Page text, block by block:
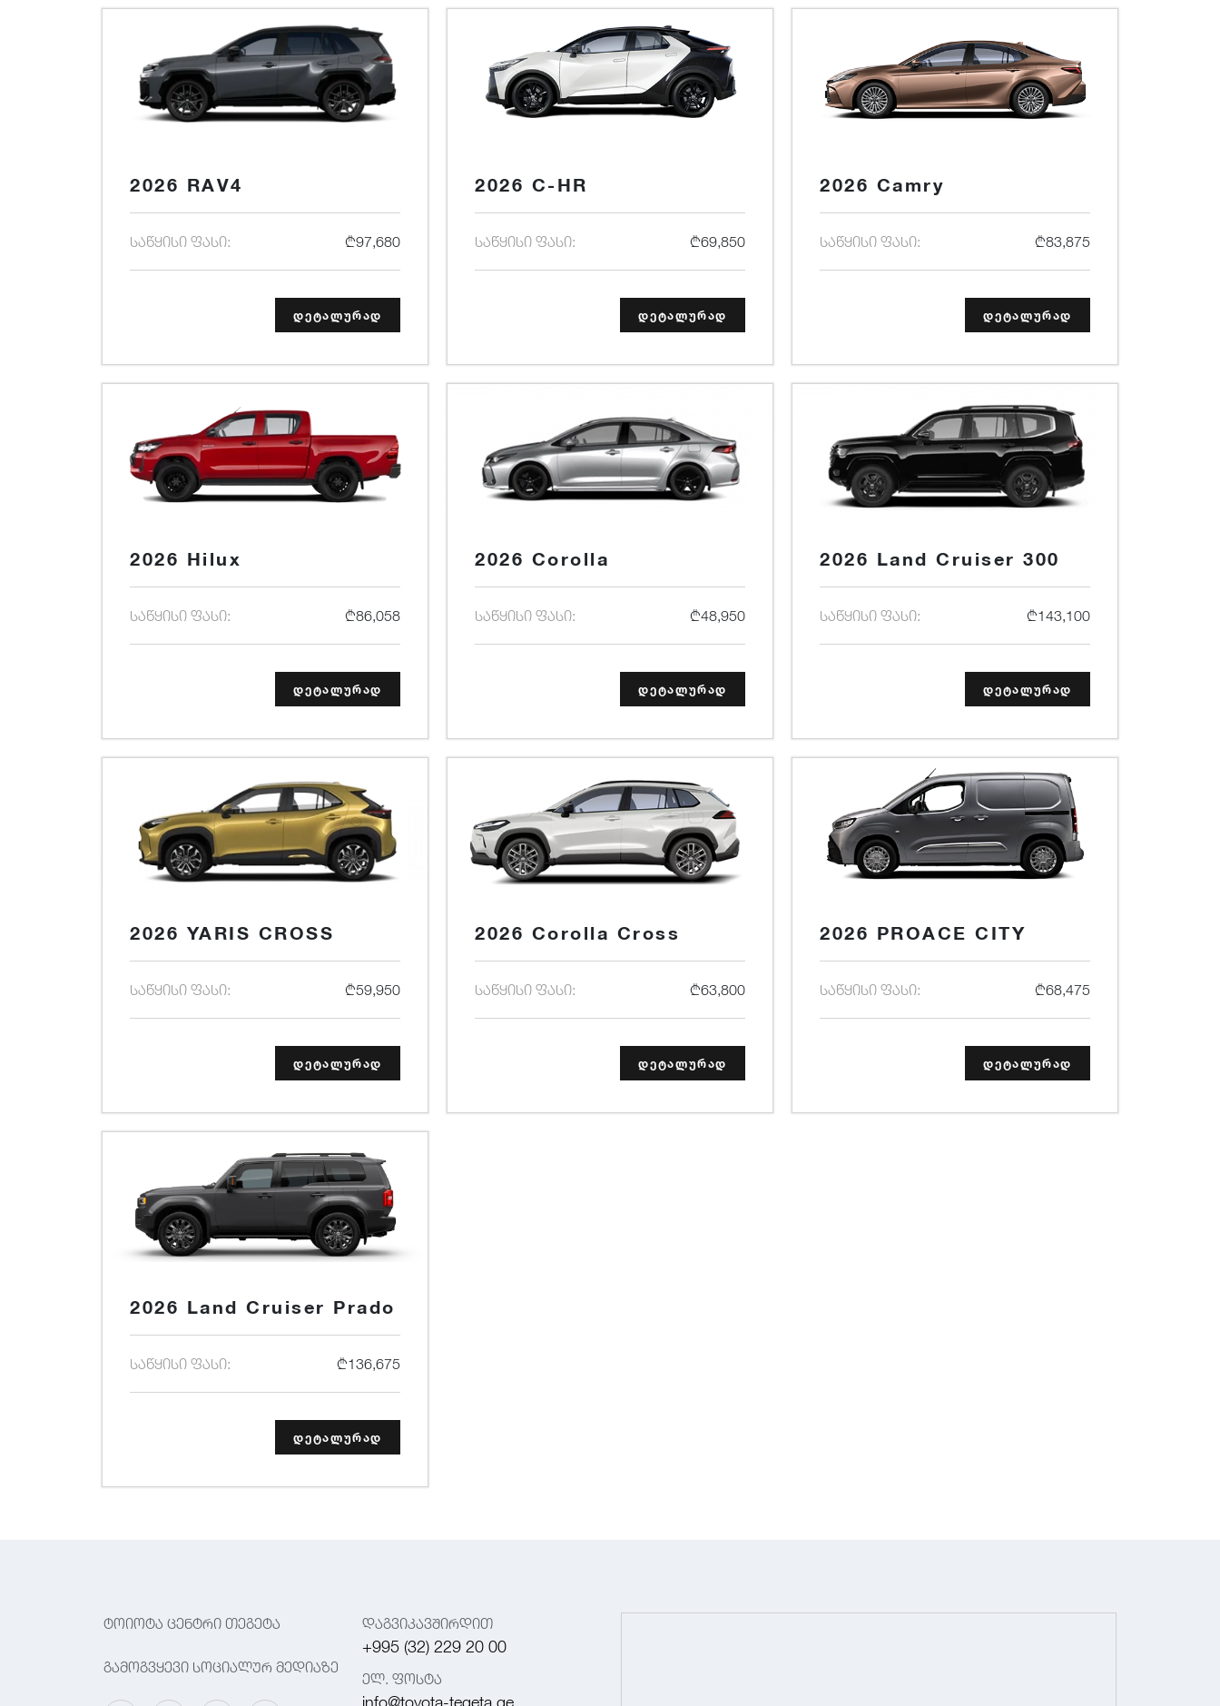
2026 RAV4
საწყისი ფასი: ₾97,680
დეტალურად
2026 C-HR
საწყისი ფასი: ₾69,850
დეტალურად
2026 Camry
საწყისი ფასი: ₾83,875
დეტალურად
2026 Hilux
საწყისი ფასი: ₾86,058
დეტალურად
2026 Corolla
საწყისი ფასი: ₾48,950
დეტალურად
2026 Land Cruiser 300
საწყისი ფასი: ₾143,100
დეტალურად
2026 YARIS CROSS
საწყისი ფასი: ₾59,950
დეტალურად
2026 Corolla Cross
საწყისი ფასი: ₾63,800
დეტალურად
2026 PROACE CITY
საწყისი ფასი: ₾68,475
დეტალურად
2026 Land Cruiser Prado
საწყისი ფასი: ₾136,675
დეტალურად
ტოიოტა ცენტრი თეგეტა
გამოგვყევი სოციალურ მედიაზე
დაგვიკავშირდით
+995 (32) 229 20 00
ელ. ფოსტა
info@toyota-tegeta.ge